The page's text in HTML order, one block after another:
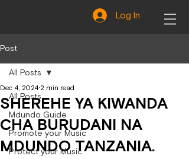
Log In
Post
All Posts
Mdundo Guide
Promote your Music
Protect your Music
All Posts
SHEREHE YA KIWANDA
CHA BURUDANI NA
MDUNDO TANZANIA.
Dec 4, 2024 2 min read